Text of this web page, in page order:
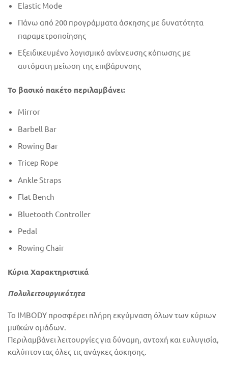
Elastic Mode
Πάνω από 200 προγράμματα άσκησης με δυνατότητα
παραμετροποίησης
Εξειδικευμένο λογισμικό ανίχνευσης κόπωσης με
αυτόματη μείωση της επιβάρυνσης
Το βασικό πακέτο περιλαμβάνει:
Mirror
Barbell Bar
Rowing Bar
Tricep Rope
Ankle Straps
Flat Bench
Bluetooth Controller
Pedal
Rowing Chair
Κύρια Χαρακτηριστικά
Πολυλειτουργικότητα
Το IMBODY προσφέρει πλήρη εκγύμναση όλων των κύριων
μυϊκών ομάδων.
Περιλαμβάνει λειτουργίες για δύναμη, αντοχή και ευλυγισία,
καλύπτοντας όλες τις ανάγκες άσκησης.